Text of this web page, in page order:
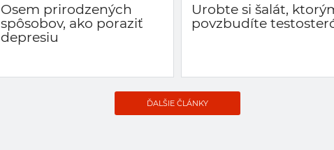
Osem prirodzených
spôsobov, ako poraziť
depresiu
Urobte si šalát,
povzbudíte
ĎALŠIE ČLÁNKY